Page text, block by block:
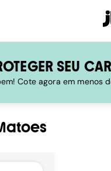
SEU
Cote agora em menos